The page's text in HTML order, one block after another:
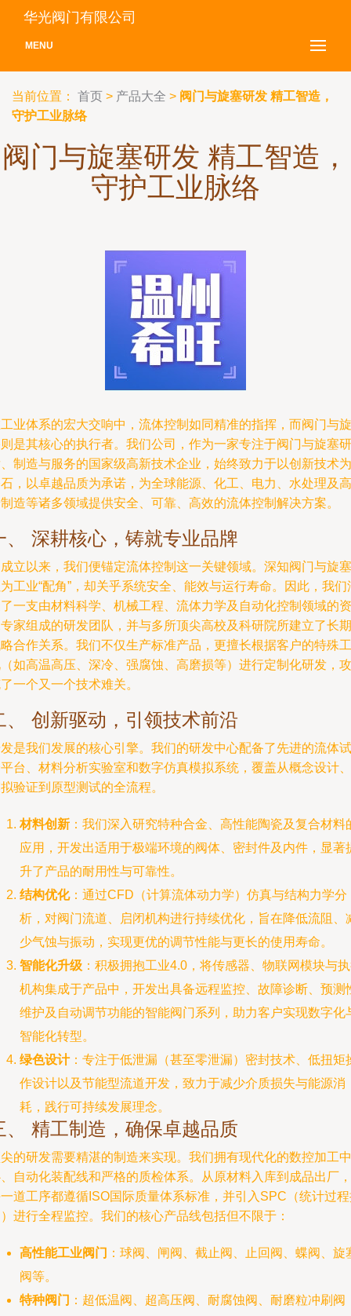
华光阀门有限公司
MENU
当前位置： 首页 > 产品大全 > 阀门与旋塞研发 精工智造，
守护工业脉络
阀门与旋塞研发 精工智造，
守护工业脉络
业体系的宏大交响中，流体控制如同精准的指挥，而阀门与旋
是其核心的执行者。我们公司，作为一家专注于阀门与旋塞研
制造与服务的国家级高新技术企业，始终致力于以创新技术为
，以卓越品质为承诺，为全球能源、化工、电力、水处理及高
造等诸多领域提供安全、可靠、高效的流体控制解决方案。
、 深耕核心，铸就专业品牌
立以来，我们便锚定流体控制这一关键领域。深知阀门与旋塞
工业“配角”，却关乎系统安全、能效与运行寿命。因此，我们
一支由材料科学、机械工程、流体力学及自动化控制领域的资
家组成的研发团队，并与多所顶尖高校及科研院所建立了长期
合作关系。我们不仅生产标准产品，更擅长根据客户的特殊工
如高温高压、深冷、强腐蚀、高磨损等）进行定制化研发，攻
一个又一个技术难关。
、 创新驱动，引领技术前沿
是我们发展的核心引擎。我们的研发中心配备了先进的流体试
台、材料分析实验室和数字仿真模拟系统，覆盖从概念设计、
验证到原型测试的全流程。
材料创新 ：我们深入研究特种合金、高性能陶瓷及复合材料
应用，开发出适用于极端环境的阀体、密封件及内件，显著
升了产品的耐用性与可靠性。
结构优化：通过CFD（计算流体动力学）仿真与结构力学分
析，对阀门流道、启闭机构进行持续优化，旨在降低流阻、
少气蚀与振动，实现更优的调节性能与更长的使用寿命。
智能化升级 ：积极拥抱工业4.0，将传感器、物联网模块与
机构集成于产品中，开发出具备远程监控、故障诊断、预测
维护及自动调节功能的智能阀门系列，助力客户实现数字化
智能化转型。
绿色设计：专注于低泄漏（甚至零泄漏）密封技术、低扭矩
作设计以及节能型流道开发，致力于减少介质损失与能源消
耗，践行可持续发展理念。
、 精工制造，确保卓越品质
的研发需要精湛的制造来实现。我们拥有现代化的数控加工中
自动化装配线和严格的质检体系。从原材料入库到成品出厂，
道工序都遵循ISO国际质量体系标准，并引入SPC（统计过
进行全程监控。我们的核心产品线包括但不限于：
高性能工业阀门 ：球阀、闸阀、截止阀、止回阀、蝶阀、旋
阀等。
特种阀门 ：超低温阀、超高压阀、耐腐蚀阀、耐磨粒冲刷阀